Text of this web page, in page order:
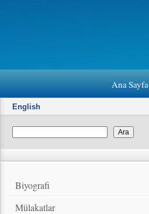
Ana Sayfa
English
Biyografi
Mülakatlar